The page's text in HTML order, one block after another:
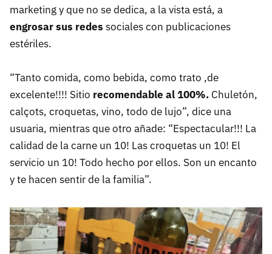
marketing y que no se dedica, a la vista está, a
engrosar sus redes sociales con publicaciones
estériles.
“Tanto comida, como bebida, como trato ,de
excelente!!!! Sitio recomendable al 100%. Chuletón,
calçots, croquetas, vino, todo de lujo”, dice una
usuaria, mientras que otro añade: “Espectacular!!! La
calidad de la carne un 10! Las croquetas un 10! El
servicio un 10! Todo hecho por ellos. Son un encanto
y te hacen sentir de la familia”.